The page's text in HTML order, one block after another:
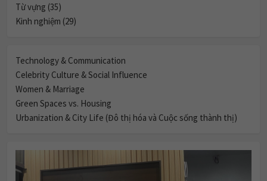
Từ vựng (35)
Kinh nghiệm (29)
Technology & Communication
Celebrity Culture & Social Influence
Women & Marriage
Green Spaces vs. Housing
Urbanization & City Life (Đô thị hóa và Cuộc sống thành thị)